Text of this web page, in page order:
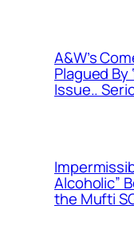
A&W’s
Plagued By
Issue..
Alcoholic”
the Mufti